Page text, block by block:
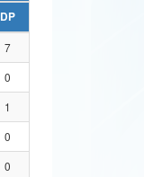
DP
7
0
1
0
0